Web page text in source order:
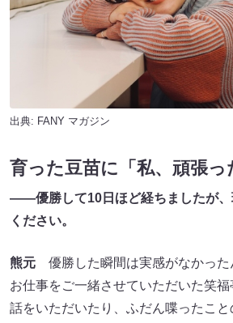
出典: FANY マガジン
育った豆苗に「私、頑張っ
――優勝して10 日ほど経ちましたが
ください。
熊元 優勝した瞬間は実感がなかった
お仕事をご一緒させていただいた笑
話をいただいたり、ふだん喋ったこ